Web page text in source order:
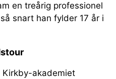
en treårig professionel
snart han fylder 17 år i
Kirkby-akademiet